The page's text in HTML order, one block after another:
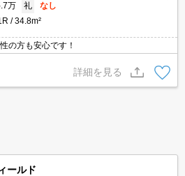
万 礼
なし
34.8m²
の方も安心です！
詳細を見る
ールド